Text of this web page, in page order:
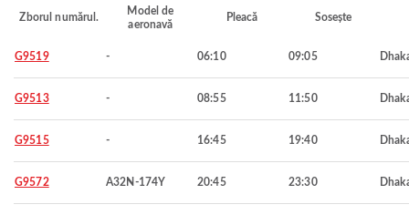
Zborul numărul.
Model de
aeronavă
Pleacă Sosește
G9519 - 06:10 09:05
G9513 - 08:55 11:50
G9515 - 16:45 19:40
G9572 A32N-174Y 20:45 23:30